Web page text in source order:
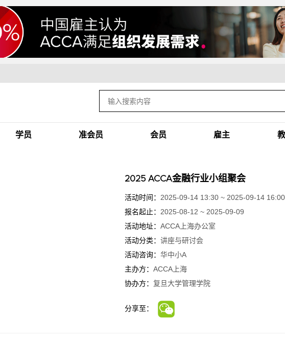
学员 准会员 会员 雇主
2025 ACCA金融行业小组聚会
活动时间： 2025-09-14 13:30 ~ 2025-09-14 16:00
报名起止： 2025-08-12 ~ 2025-09-09
活动地址： ACCA上海办公室
活动分类： 讲座与研讨会
活动咨询： 华中小A
主办方： ACCA上海
协办方： 复旦大学管理学院
分享至：